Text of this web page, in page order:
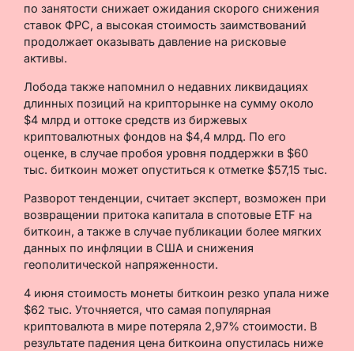
по занятости снижает ожидания скорого снижения
ставок ФРС, а высокая стоимость заимствований
продолжает оказывать давление на рисковые
активы.
Лобода также напомнил о недавних ликвидациях
длинных позиций на крипторынке на сумму около
$4 млрд и оттоке средств из биржевых
криптовалютных фондов на $4,4 млрд. По его
оценке, в случае пробоя уровня поддержки в $60
тыс. биткоин может опуститься к отметке $57,15 тыс.
Разворот тенденции, считает эксперт, возможен при
возвращении притока капитала в спотовые ETF на
биткоин, а также в случае публикации более мягких
данных по инфляции в США и снижения
геополитической напряженности.
4 июня стоимость монеты биткоин резко упала ниже
$62 тыс. Уточняется, что самая популярная
криптовалюта в мире потеряла 2,97% стоимости. В
результате падения цена биткоина опустилась ниже